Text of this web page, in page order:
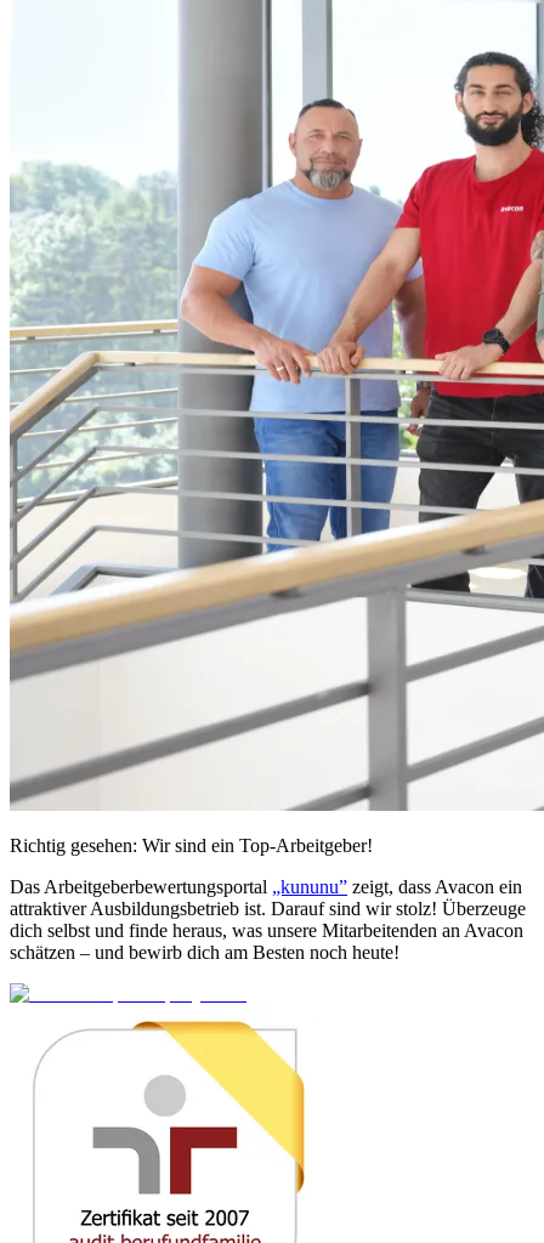
Richtig gesehen: Wir sind ein Top-Arbeitgeber!
Das Arbeitgeberbewertungsportal „kununu” zeigt, dass Avacon ein
attraktiver Ausbildungsbetrieb ist. Darauf sind wir stolz! Überzeuge
dich selbst und finde heraus, was unsere Mitarbeitenden an Avacon
schätzen – und bewirb dich am Besten noch heute!